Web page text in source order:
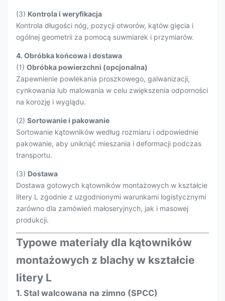
(3) Kontrola i weryfikacja
Kontrola długości nóg, pozycji otworów, kątów gięcia i
ogólnej geometrii za pomocą suwmiarek i przymiarów.
4. Obróbka końcowa i dostawa
(1) Obróbka powierzchni (opcjonalna)
Zapewnienie powlekania proszkowego, galwanizacji,
cynkowania lub malowania w celu zwiększenia odporności
na korozję i wyglądu.
(2) Sortowanie i pakowanie
Sortowanie kątowników według rozmiaru i odpowiednie
pakowanie, aby uniknąć mieszania i deformacji podczas
transportu.
(3) Dostawa
Dostawa gotowych kątowników montażowych w kształcie
litery L zgodnie z uzgodnionymi warunkami logistycznymi
zarówno dla zamówień małoseryjnych, jak i masowej
produkcji.
Typowe materiały dla kątowników
montażowych z blachy w kształcie
litery L
1. Stal walcowana na zimno (SPCC)